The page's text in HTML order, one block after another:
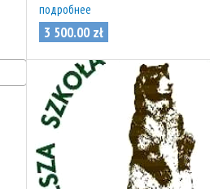
подробнее
3 500.00 zł